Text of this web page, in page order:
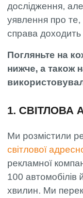
дослідження,
уявлення про
справа
Погляньте на
нижче, а також
1. СВІТЛОВА
Ми розмістили
світлової
рекламної
100
хвилин. Ми